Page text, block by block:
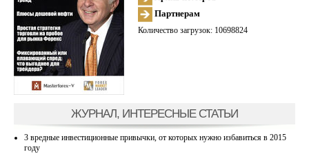
Партнерам
Количество загрузок: 10698824
ЖУРНАЛ, ИНТЕРЕСНЫЕ СТАТЬИ
3 вредные инвестиционные привычки, от которых нужно избавиться в 2015
году